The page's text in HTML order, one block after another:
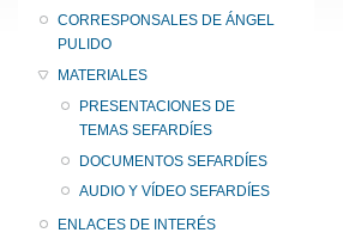
CORRESPONSALES DE ÁNGEL
PULIDO
MATERIALES
PRESENTACIONES DE
TEMAS SEFARDÍES
DOCUMENTOS SEFARDÍES
AUDIO Y VÍDEO SEFARDÍES
ENLACES DE INTERÉS